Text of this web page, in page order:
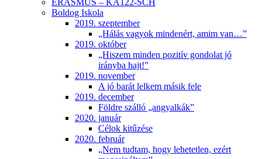
ERASMUS – KA122-SCH
Boldog Iskola
2019. szeptember
„Hálás vagyok mindenért, amim van…”
2019. október
„Hiszem minden pozitív gondolat jó
irányba hajt!”
2019. november
A jó barát lelkem másik fele
2019. december
Földre szálló „angyalkák”
2020. január
Célok kitűzése
2020. február
„Nem tudtam, hogy lehetetlen, ezért